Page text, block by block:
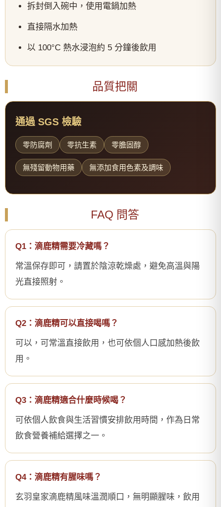
拆封倒入碗中，使用電鍋加熱
直接隔水加熱
以 100°C 熱水浸泡約 5 分鐘後飲用
品質把關
通過 SGS 檢驗
零防腐劑 零抗生素 零膽固醇
無殘留動物用藥 無添加食用色素及調味
FAQ 問答
Q1：滴鹿精需要冷藏嗎？
常溫保存即可，請置於陰涼乾燥處，避免高溫與陽
光直接照射。
Q2：滴鹿精可以直接喝嗎？
可以，可常溫直接飲用，也可依個人口感加熱後飲
用。
Q3：滴鹿精適合什麼時候喝？
可依個人飲食與生活習慣安排飲用時間，作為日常
飲食營養補給選擇之一。
Q4：滴鹿精有腥味嗎？
玄羽皇家滴鹿精風味溫潤順口，無明顯腥味，飲用